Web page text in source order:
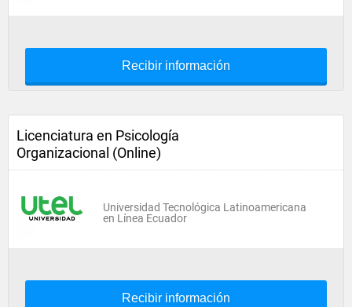
Recibir información
Licenciatura en Psicología
Organizacional (Online)
Universidad Tecnológica Latinoamericana
en Línea Ecuador
Recibir información